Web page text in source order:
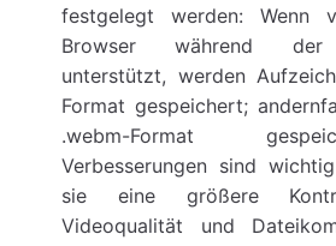
festgelegt werden: Wenn
Browser während der
unterstützt, werden
Format gespeichert;
.webm-Format
Verbesserungen sind
sie eine größere
Videoqualität und